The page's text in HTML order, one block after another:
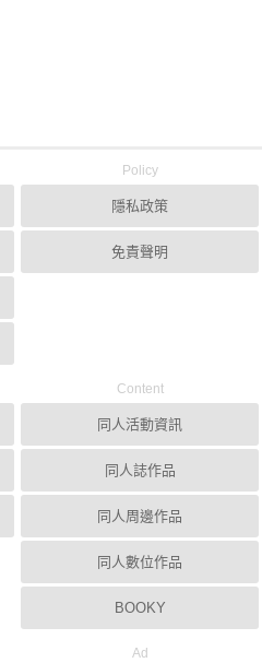
Policy
隱私政策
免責聲明
Content
同人活動資訊
同人誌作品
同人周邊作品
同人數位作品
BOOKY
Ad